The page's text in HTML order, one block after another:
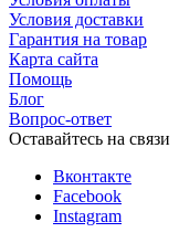
Условия доставки
Гарантия на товар
Карта сайта
Помощь
Блог
Вопрос-ответ
Оставайтесь на связи
Вконтакте
Facebook
Instagram